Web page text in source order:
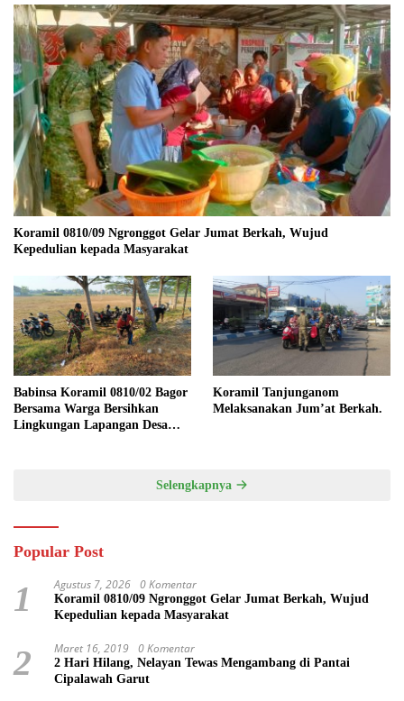
Koramil 0810/09 Ngronggot Gelar Jumat Berkah, Wujud
Kepedulian kepada Masyarakat
Babinsa Koramil 0810/02 Bagor
Bersama Warga Bersihkan
Lingkungan Lapangan Desa
Koramil Tanjunganom
Melaksanakan Jum’at Berkah.
Selengkapnya
Popular Post
1 Agustus 7, 2026 0 Komentar
Koramil 0810/09 Ngronggot Gelar Jumat Berkah, Wujud
Kepedulian kepada Masyarakat
2 Maret 16, 2019 0 Komentar
2 Hari Hilang, Nelayan Tewas Mengambang di Pantai
Cipalawah Garut